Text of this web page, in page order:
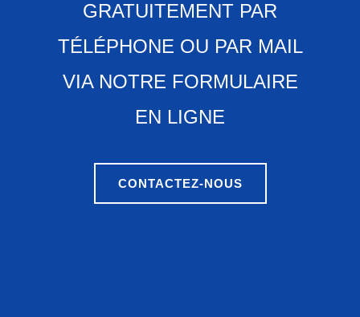
GRATUITEMENT PAR
TÉLÉPHONE OU PAR MAIL
VIA NOTRE FORMULAIRE
EN LIGNE
CONTACTEZ-NOUS